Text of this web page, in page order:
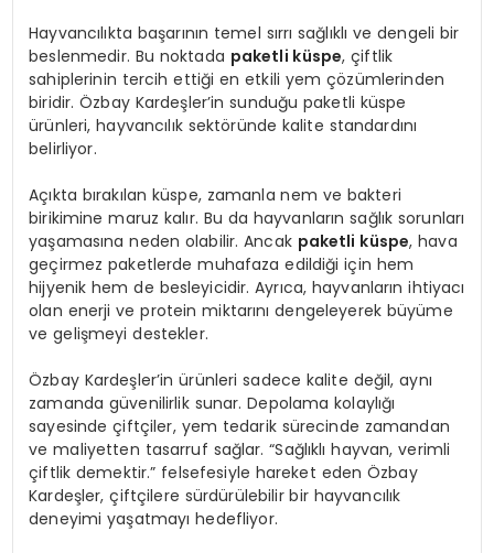
Hayvancılıkta başarının temel sırrı sağlıklı ve dengeli bir
beslenmedir. Bu noktada paketli küspe, çiftlik
sahiplerinin tercih ettiği en etkili yem çözümlerinden
biridir. Özbay Kardeşler’in sunduğu paketli küspe
ürünleri, hayvancılık sektöründe kalite standardını
belirliyor.
Açıkta bırakılan küspe, zamanla nem ve bakteri
birikimine maruz kalır. Bu da hayvanların sağlık sorunları
yaşamasına neden olabilir. Ancak paketli küspe, hava
geçirmez paketlerde muhafaza edildiği için hem
hijyenik hem de besleyicidir. Ayrıca, hayvanların ihtiyacı
olan enerji ve protein miktarını dengeleyerek büyüme
ve gelişmeyi destekler.
Özbay Kardeşler’in ürünleri sadece kalite değil, aynı
zamanda güvenilirlik sunar. Depolama kolaylığı
sayesinde çiftçiler, yem tedarik sürecinde zamandan
ve maliyetten tasarruf sağlar. “Sağlıklı hayvan, verimli
çiftlik demektir.” felsefesiyle hareket eden Özbay
Kardeşler, çiftçilere sürdürülebilir bir hayvancılık
deneyimi yaşatmayı hedefliyor.